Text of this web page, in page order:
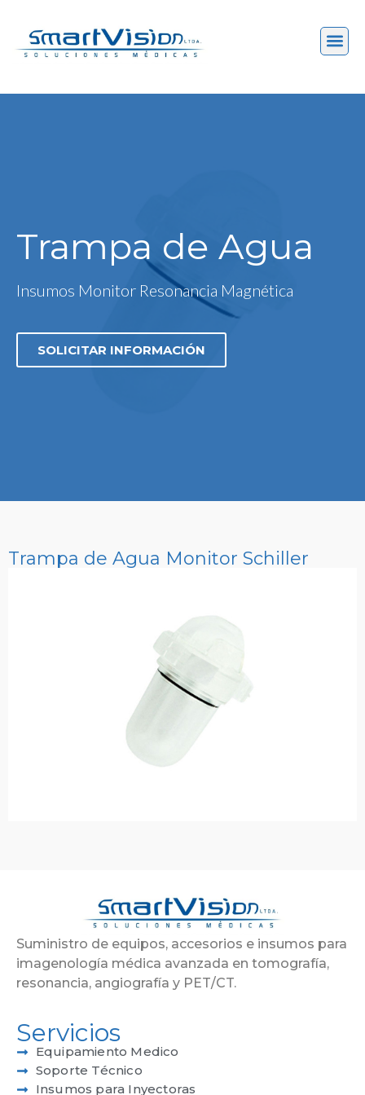
Trampa de Agua
Insumos Monitor Resonancia Magnética
SOLICITAR INFORMACIÓN
Trampa de Agua Monitor Schiller
Suministro de equipos, accesorios e insumos para
imagenología médica avanzada en tomografía,
resonancia, angiografía y PET/CT.
Servicios
Equipamiento Medico
Soporte Técnico
Insumos para Inyectoras